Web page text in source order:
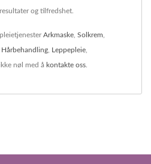
og tilfredshet.
Arkmaske Solkrem
Hårbehandling Leppepleie
nøl med å kontakte oss